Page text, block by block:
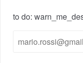
to do: